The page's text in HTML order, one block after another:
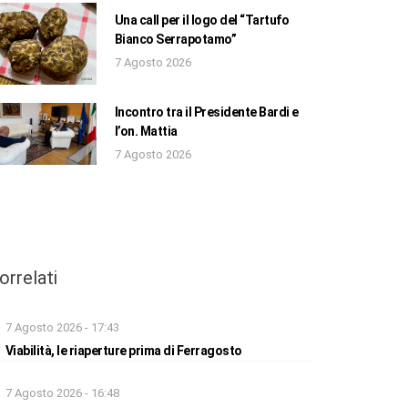
Una call per il logo del “Tartufo
Bianco Serrapotamo”
7 Agosto 2026
Incontro tra il Presidente Bardi e
l’on. Mattia
7 Agosto 2026
7 Agosto 2026 - 17:43
Viabilità, le riaperture prima di Ferragosto
7 Agosto 2026 - 16:48